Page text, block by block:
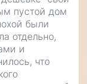
пустой дом
были
отдельно,
и
что